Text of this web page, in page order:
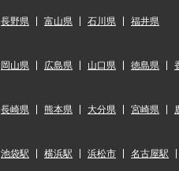
長野県 富山県 石川県 福井県
岡山県 広島県 山口県 徳島県
長崎県 熊本県 大分県 宮崎県
池袋駅 横浜駅 浜松市 名古屋駅